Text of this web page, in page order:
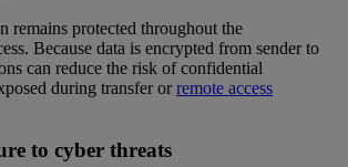
remains protected throughout the
Because data is encrypted from sender to
can reduce the risk of confidential
during transfer orremote access
to cyber threats